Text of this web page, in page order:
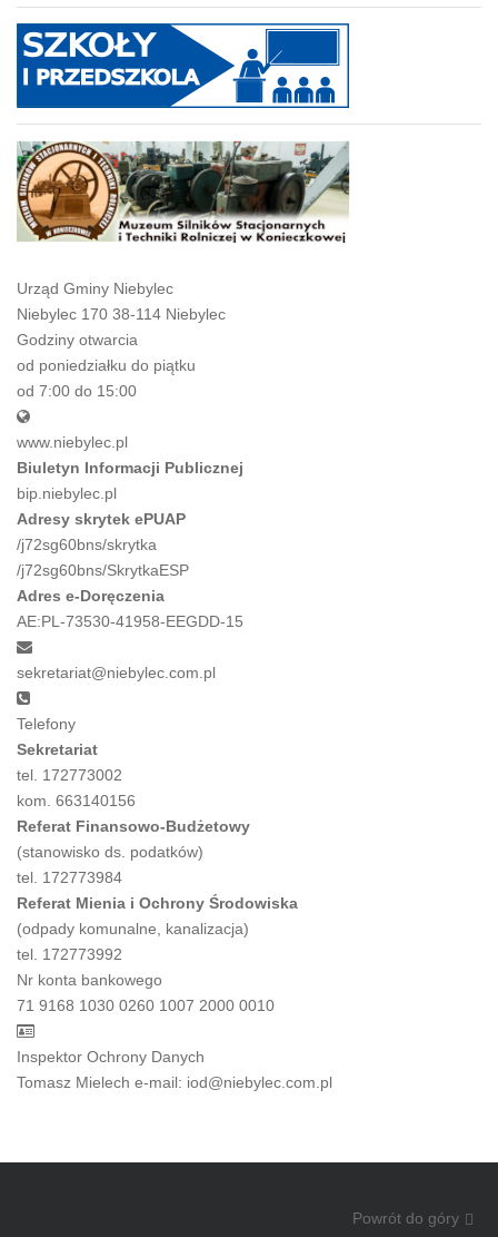
Urząd Gminy Niebylec
Niebylec 170 38-114 Niebylec
Godziny otwarcia
od poniedziałku do piątku
od 7:00 do 15:00
www.niebylec.pl
Biuletyn Informacji Publicznej
bip.niebylec.pl
Adresy skrytek ePUAP
/j72sg60bns/skrytka
/j72sg60bns/SkrytkaESP
Adres e-Doręczenia
AE:PL-73530-41958-EEGDD-15
sekretariat@niebylec.com.pl
Telefony
Sekretariat
tel. 172773002
kom. 663140156
Referat Finansowo-Budżetowy
(stanowisko ds. podatków)
tel. 172773984
Referat Mienia i Ochrony Środowiska
(odpady komunalne, kanalizacja)
tel. 172773992
Nr konta bankowego
71 9168 1030 0260 1007 2000 0010
Inspektor Ochrony Danych
Tomasz Mielech e-mail: iod@niebylec.com.pl
Powrót do góry